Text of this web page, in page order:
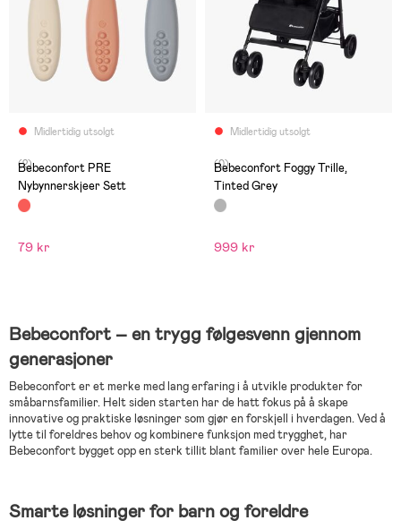
Midlertidig utsolgt
(2)
Bebeconfort PRE
Nybynnerskjeer Sett
79 kr
Midlertidig utsolgt
(0)
Bebeconfort Foggy Trille,
Tinted Grey
999 kr
Bebeconfort – en trygg følgesvenn gjennom
generasjoner
Bebeconfort er et merke med lang erfaring i å utvikle produkter for
småbarnsfamilier. Helt siden starten har de hatt fokus på å skape
innovative og praktiske løsninger som gjør en forskjell i hverdagen. Ved å
lytte til foreldres behov og kombinere funksjon med trygghet, har
Bebeconfort bygget opp en sterk tillit blant familier over hele Europa.
Smarte løsninger for barn og foreldre